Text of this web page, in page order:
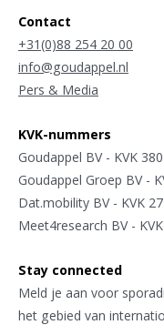
Contact
+31(0)88 254 20 00
info@goudappel.nl
Pers & Media
KVK-nummers
Goudappel BV - KVK
Goudappel Groep BV -
Dat.mobility BV - KVK
Meet4research BV -
Stay connected
Meld je aan voor
het gebied van